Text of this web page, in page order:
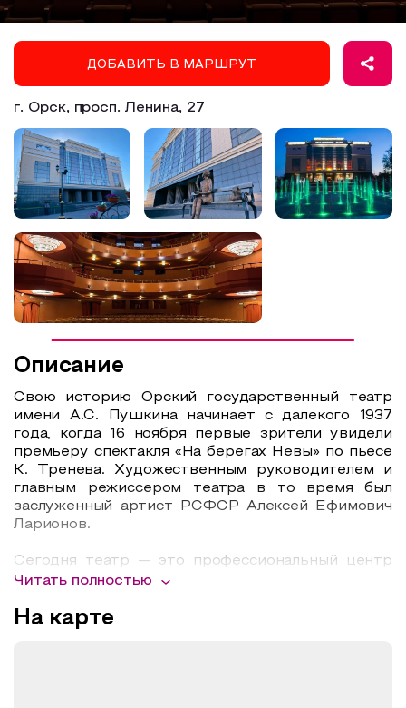
Образовательный туризм
Аттестованные экскурсоводы
Маршруты от экскурсоводов
Доступная среда
ДОБАВИТЬ В МАРШРУТ
г. Орск, просп. Ленина, 27
Описание
Свою историю Орский государственный театр
имени А.С. Пушкина начинает с далекого 1937
года, когда 16 ноября первые зрители увидели
премьеру спектакля «На берегах Невы» по пьесе
К. Тренева. Художественным руководителем и
главным режиссером театра в то время был
заслуженный артист РСФСР Алексей Ефимович
Ларионов.
Сегодня театр — это профессиональный центр
духовной и эстетической культуры города, а
масштабная реконструкция которого
Читать полностью
На карте